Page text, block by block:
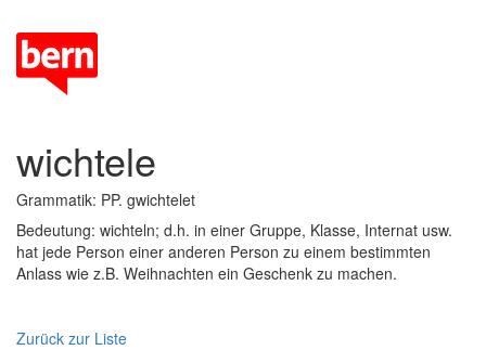
wichtele
Grammatik: PP. gwichtelet
Bedeutung: wichteln; d.h. in einer Gruppe, Klasse, Internat usw.
hat jede Person einer anderen Person zu einem bestimmten
Anlass wie z.B. Weihnachten ein Geschenk zu machen.
Zurück zur Liste